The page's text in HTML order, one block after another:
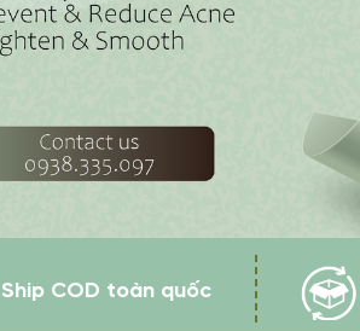
Ship COD toàn quốc